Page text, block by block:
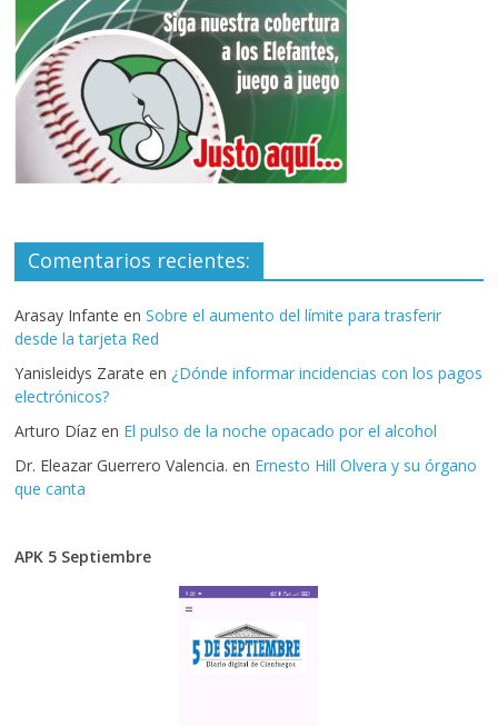
Comentarios recientes:
Arasay Infante enSobre el aumento del límite para trasferir
desde la tarjeta Red
Yanisleidys Zarate en ¿Dónde informar incidencias con los pagos
electrónicos?
Arturo Díaz en El pulso de la noche opacado por el alcohol
Dr. Eleazar Guerrero Valencia. en Ernesto Hill Olvera y su órgano
que canta
APK 5 Septiembre